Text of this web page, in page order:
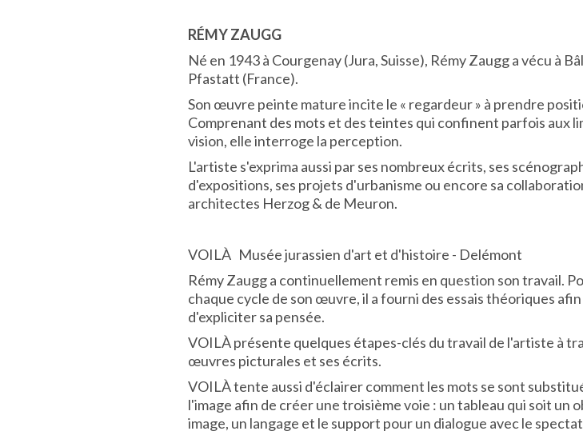
RÉMY ZAUGG
Né en 1943 à Courgenay (Jura, Suisse), Rémy Zaugg a vécu à
Pfastatt (France).
Son œuvre peinte mature incite le « regardeur » à prendre
Comprenant des mots et des teintes qui confinent parfois aux
vision, elle interroge la perception.
L'artiste s'exprima aussi par ses nombreux écrits, ses
d'expositions, ses projets d'urbanisme ou encore sa
architectes Herzog & de Meuron.
VOILÀ Musée jurassien d'art et d'histoire - Delémont
Rémy Zaugg a continuellement remis en question son travail.
chaque cycle de son œuvre, il a fourni des essais théoriques afin
d'expliciter sa pensée.
VOILÀ présente quelques étapes-clés du travail de l'artiste à
œuvres picturales et ses écrits.
VOILÀ tente aussi d'éclairer comment les mots se sont
l'image afin de créer une troisième voie : un tableau qui soit un
image, un langage et le support pour un dialogue avec le